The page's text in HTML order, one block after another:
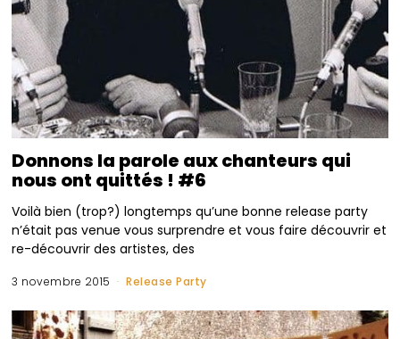
Donnons la parole aux chanteurs qui
nous ont quittés ! #6
Voilà bien (trop?) longtemps qu’une bonne release party
n’était pas venue vous surprendre et vous faire découvrir et
re-découvrir des artistes, des
3 novembre 2015 Release Party